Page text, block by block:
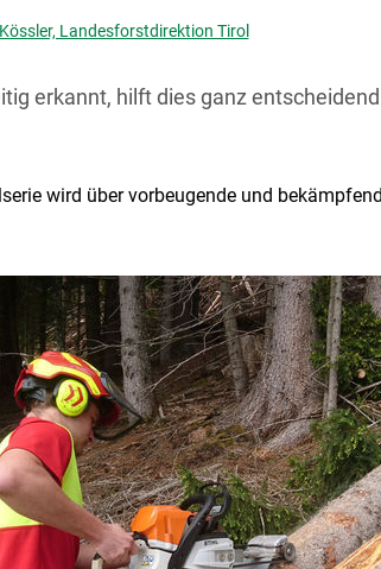
Landesforstdirektion Tirol
erkannt, hilft dies ganz
wird über vorbeugende und